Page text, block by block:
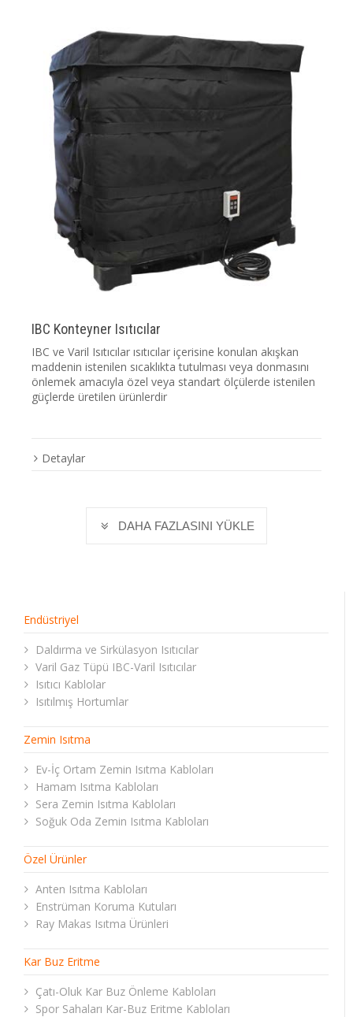
IBC Konteyner Isıtıcılar
IBC ve Varil Isıtıcılar ısıtıcılar içerisine konulan akışkan
maddenin istenilen sıcaklıkta tutulması veya donmasını
önlemek amacıyla özel veya standart ölçülerde istenilen
güçlerde üretilen ürünlerdir
Detaylar
DAHA FAZLASINI YÜKLE
Endüstriyel
Daldırma ve Sirkülasyon Isıtıcılar
Varil Gaz Tüpü IBC-Varil Isıtıcılar
Isıtıcı Kablolar
Isıtılmış Hortumlar
Zemin Isıtma
Ev-İç Ortam Zemin Isıtma Kabloları
Hamam Isıtma Kabloları
Sera Zemin Isıtma Kabloları
Soğuk Oda Zemin Isıtma Kabloları
Özel Ürünler
Anten Isıtma Kabloları
Enstrüman Koruma Kutuları
Ray Makas Isıtma Ürünleri
Kar Buz Eritme
Çatı-Oluk Kar Buz Önleme Kabloları
Spor Sahaları Kar-Buz Eritme Kabloları